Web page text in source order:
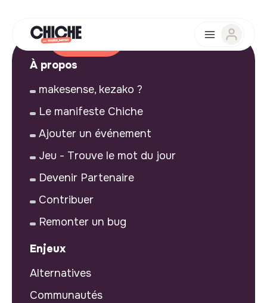
À propos
makesense, kezako ?
Le manifeste Chiche
Ajouter un événement
Jeu - Trouve le mot du jour
Devenir Partenaire
Contribuer
Remonter un bug
Enjeux
Alternatives
Communautés